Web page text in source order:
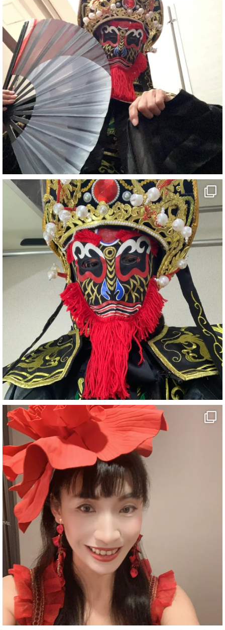
#白浜町
#変面ショー
#イベント
#宴会
#余興
1 5 X
さらに読み込む